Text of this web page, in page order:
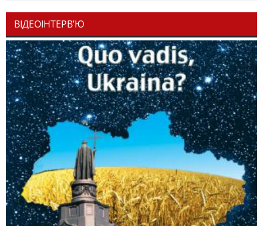
ВІДЕОІНТЕРВ’Ю